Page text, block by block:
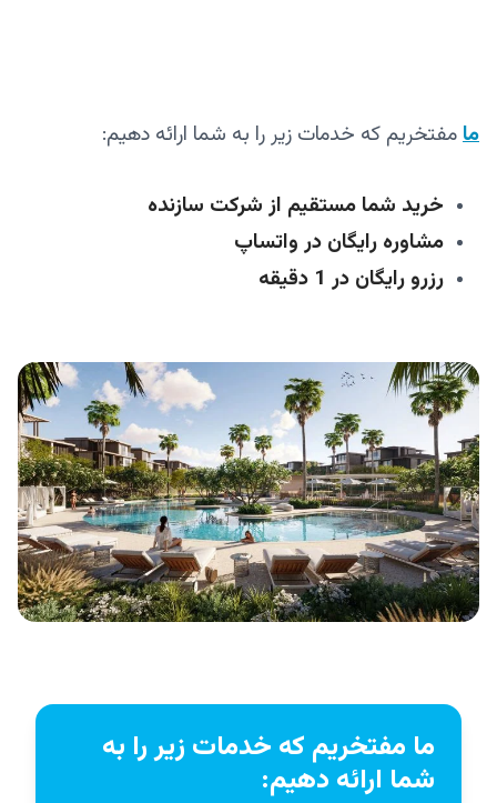
مامفتخریم که خدمات زیر را به شما ارائه دهیم:
خرید شما مستقیم از شرکت سازنده
مشاوره رایگان در واتساپ
رزرو رایگان در 1 دقیقه
ما مفتخریم که خدمات زیر را به
شما ارائه دهیم: